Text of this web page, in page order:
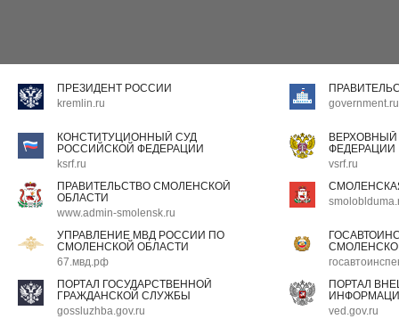
ПРЕЗИДЕНТ РОССИИ
kremlin.ru
government.ru
КОНСТИТУЦИОННЫЙ СУД
РОССИЙСКОЙ ФЕДЕРАЦИИ
ksrf.ru
ФЕДЕРАЦИИ
vsrf.ru
ПРАВИТЕЛЬСТВО СМОЛЕНСКОЙ
ОБЛАСТИ
www.admin-smolensk.ru
УПРАВЛЕНИЕ МВД РОССИИ ПО
СМОЛЕНСКОЙ ОБЛАСТИ
67.мвд.рф
ПОРТАЛ ГОСУДАРСТВЕННОЙ
ГРАЖДАНСКОЙ СЛУЖБЫ
gossluzhba.gov.ru
ПОРТАЛ
ved.gov.ru